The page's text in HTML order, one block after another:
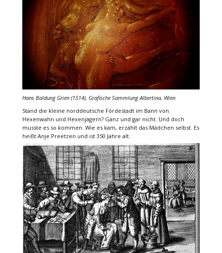
Hans Baldung Grien (1514), Grafische Sammlung Albertina, Wien
Stand die kleine norddeutsche Fördestadt im Bann von
Hexenwahn und Hexenjägern? Ganz und gar nicht. Und doch
musste es so kommen. Wie es kam, erzählt das Mädchen selbst. Es
heißt Anje Preetzen und ist 350 Jahre alt.